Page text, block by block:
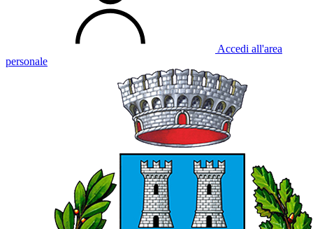
Accedi all'area
personale